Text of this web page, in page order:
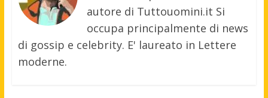
autore di Tuttouomini.it Si
occupa principalmente di news
di gossip e celebrity. E' laureato in Lettere
moderne.